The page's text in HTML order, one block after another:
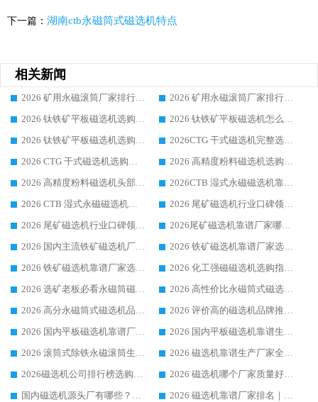
下一篇： 湖南ctb永磁筒式磁选机特点
相关新闻
2026 矿用永磁滚筒厂家排行榜选购干货指南 行业口碑标杆华体会手机网页版-华体会(中国) 实力出众
2026 矿用永磁滚筒厂家排行榜选购指南，行业口碑领域强者华体会手机网页版-华体会(中国)
2026 钛铁矿平板磁选机选购全攻略 市场公认优质品牌厂家实力排行榜
2026 钛铁矿平板磁选机怎么选 靠谱生产企业实力排行榜选购参考攻略
2026 钛铁矿平板磁选机选购指南 行业口碑优选品牌生产企业实力排行榜
2026CTG 干式磁选机完整选购指南 行业口碑顶尖靠谱生产龙头厂家实力推荐
2026 CTG 干式磁选机选购指南|行业口碑靠谱生产厂家领域强者推荐
2026 高精度粉料磁选机选购全攻略 行业优质品牌华体会手机网页版-华体会(中国) 实力深度解析
2026 高精度粉料磁选机头部厂家选购指南 行业口碑靠谱品牌推荐 领域强者华体会手机网页版-华体会(中国) 解析
2026CTB 湿式永磁磁选机靠谱厂家实力排行榜 铁矿选矿设备采购全流程选购指南
2026 CTB 湿式永磁磁选机选购指南|行业口碑良好品牌推荐，领域强者华体会手机网页版-华体会(中国)
2026 尾矿磁选机行业口碑领域强者，源头直供国内主流厂家华体会手机网页版-华体会(中国) 一站式服务
2026 尾矿磁选机行业口碑领域强者，源头直供国内主流厂家华体会手机网页版-华体会(中国) 一站式服务
2026尾矿磁选机靠谱厂家哪家好 行业口碑领域强者华体会手机网页版-华体会(中国) 推荐
2026 国内主流铁矿磁选机厂家选购指南|行业口碑好品牌推荐，领域强者华体会手机网页版-华体会(中国)
2026 铁矿磁选机靠谱厂家选购全攻略 行业标杆华体会手机网页版-华体会(中国) 设备性价比出众
2026 铁矿磁选机靠谱厂家选购指南，领域强者华体会手机网页版-华体会(中国) 铁矿磁选机性价比高
2026 化工强磁磁选机选购指南 5 家行业口碑靠谱厂家领域强者推荐
2026 选矿老板必看永磁筒磁选机推荐 行业头部品牌口碑设备选购全攻略
2026 高性价比永磁筒式磁选机品牌盘点 行业强者口碑实测选购完整指南
2026 高分永磁筒式磁选机品牌推荐 选矿设备强者对比测评采购避坑全攻略
2026 评价高的磁选机品牌推荐选购指南，永磁筒式磁选机设备领域强者全景行业口碑解析
2026 国内平板磁选机靠谱厂家排名 行业实测口碑设备按需选购全指南
2026 国内平板磁选机靠谱生产厂家推荐排名|行业口碑选购指南，领域强者按需选设备
2026 滚筒式除铁永磁滚筒生产厂家推荐排名|行业口碑选购指南，领域强者源头厂商精选
2026 磁选机靠谱生产厂家全梳理 分场景选型行业头部品牌选购参考攻略
2026磁选机公司排行榜选购指南|正规源头厂家推荐，领域强者高性价比靠谱信赖品牌
2026 磁选机哪个厂家质量好？十大靠谱磁电企业排名选购指南
国内磁选机源头厂有哪些？2026 综合实力排名与采购避坑技巧
2026 磁选机靠谱厂家排名｜华体会手机网页版-华体会(中国) 高性价比磁选机磁电品牌